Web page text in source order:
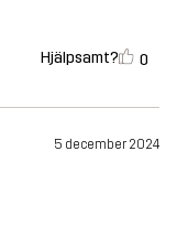
Hjälpsamt? 0
5 december 2024